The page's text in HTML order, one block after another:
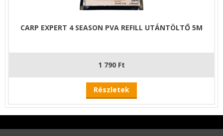
CARP EXPERT 4 SEASON PVA REFILL UTÁNTÖLTŐ 5M
1 790 Ft
Részletek